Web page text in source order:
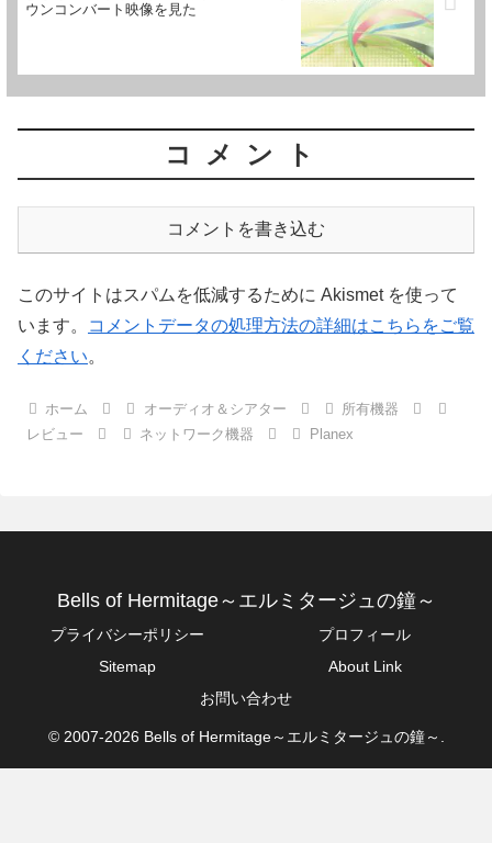
ウンコンバート映像を見た
コメント
コメントを書き込む
このサイトはスパムを低減するために Akismet を使って
います。
コメントデータの処理方法の詳細はこちらをご覧
ください。
ホーム オーディオ＆シアター
所有機器
レビュー
ネットワーク機器 Planex
Bells of Hermitage～エルミタージュの鐘～
プライバシーポリシー
プロフィール
Sitemap
About Link
お問い合わせ
© 2007-2026 Bells of Hermitage～エルミタージュの鐘～.